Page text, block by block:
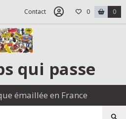
Contact 0 0
qui passe
émaillée en France